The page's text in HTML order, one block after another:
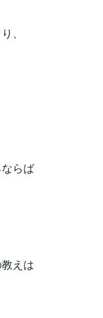
、
らば
えは